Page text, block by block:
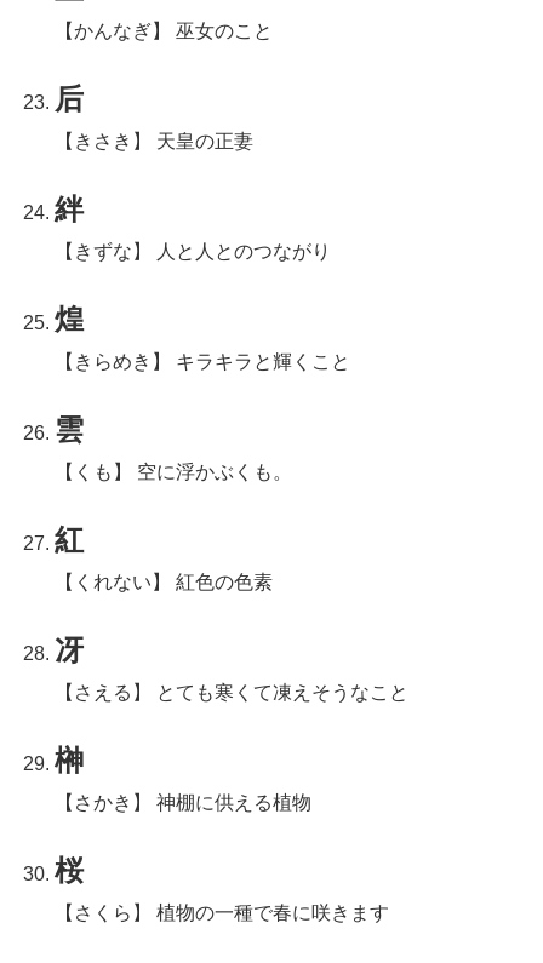
【かんなぎ】 巫女のこと
后
【きさき】 天皇の正妻
絆
【きずな】 人と人とのつながり
煌
【きらめき】 キラキラと輝くこと
雲
【くも】 空に浮かぶくも。
紅
【くれない】 紅色の色素
冴
【さえる】 とても寒くて凍えそうなこと
榊
【さかき】 神棚に供える植物
桜
【さくら】 植物の一種で春に咲きます